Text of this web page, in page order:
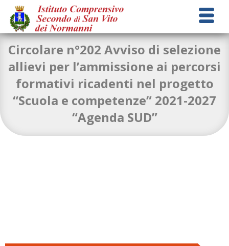
Circolare n°202 Avviso di selezione
allievi per l’ammissione ai percorsi
formativi ricadenti nel progetto
“Scuola e competenze” 2021-2027
“Agenda SUD”
Circolare_202_Bando_agenda_sud_selezione_alunni
Download
Allegato A: selezione alunni .